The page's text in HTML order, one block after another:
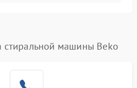
Подробнее →
стиральной машины Beko